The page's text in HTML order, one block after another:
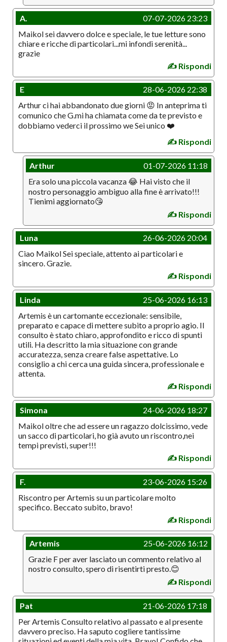
A.
07-07-2026 23:23
Maikol sei davvero dolce e speciale, le tue letture sono
chiare e ricche di particolari...mi infondi serenità...
grazie
✍️ Rispondi
E
28-06-2026 22:38
Arthur ci hai abbandonato due giorni 😡 In anteprima ti
comunico che G.mi ha chiamata come da te previsto e
dobbiamo vederci il prossimo we Sei unico ❤️
✍️ Rispondi
Arthur
01-07-2026 11:18
Era solo una piccola vacanza 😂 Hai visto che il
nostro personaggio ambiguo alla fine è arrivato!!!
Tienimi aggiornato😘
✍️ Rispondi
Luna
26-06-2026 20:04
Ciao Maikol Sei speciale, attento ai particolari e
sincero. Grazie.
✍️ Rispondi
Linda
25-06-2026 16:13
Artemis è un cartomante eccezionale: sensibile,
preparato e capace di mettere subito a proprio agio. Il
consulto è stato chiaro, approfondito e ricco di spunti
utili. Ha descritto la mia situazione con grande
accuratezza, senza creare false aspettative. Lo
consiglio a chi cerca una guida sincera, professionale e
attenta.
✍️ Rispondi
Simona
24-06-2026 18:27
Maikol oltre che ad essere un ragazzo dolcissimo, vede
un sacco di particolari, ho già avuto un riscontro,nei
tempi previsti, super!!!
✍️ Rispondi
F.
23-06-2026 15:26
Riscontro per Artemis su un particolare molto
specifico. Beccato subito, bravo!
✍️ Rispondi
Artemis
25-06-2026 16:12
Grazie F per aver lasciato un commento relativo al
nostro consulto, spero di risentirti presto.😊
✍️ Rispondi
Pat
21-06-2026 17:18
Per Artemis Consulto relativo al passato e al presente
davvero preciso. Ha saputo cogliere tantissime